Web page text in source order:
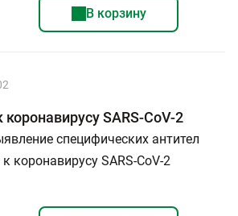
В корзину
SARS-CoV-2
специфических антител
коронавирусу SARS-CoV-2